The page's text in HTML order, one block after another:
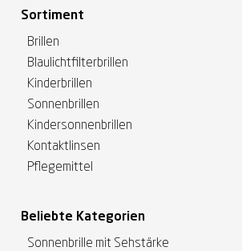
Sortiment
Brillen
Blaulichtfilterbrillen
Kinderbrillen
Sonnenbrillen
Kindersonnenbrillen
Kontaktlinsen
Pflegemittel
Beliebte Kategorien
Sonnenbrille mit Sehstärke